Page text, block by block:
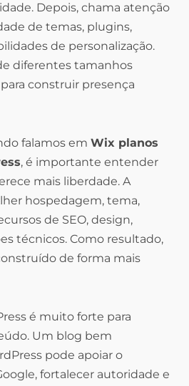
Depois, chama atenção
de temas, plugins,
de personalização.
diferentes tamanhos
construir presença
falamos em Wix planos
, é importante entender
mais liberdade. A
hospedagem, tema,
de SEO, design,
técnicos. Como resultado,
de forma mais
é muito forte para
Um blog bem
pode apoiar o
fortalecer autoridade e